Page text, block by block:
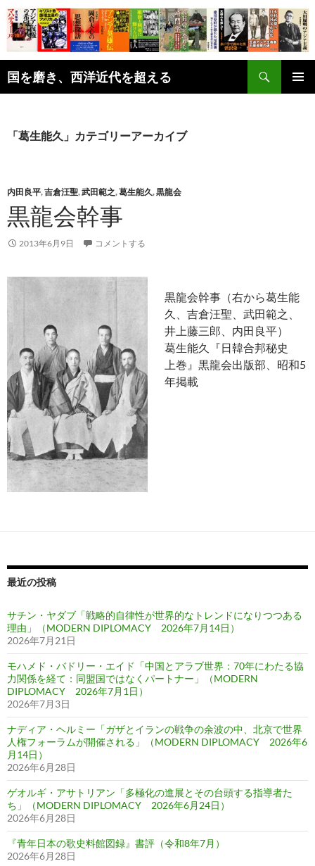
コ
ン
テ
ン
ツ
へ
国を磨き、西洋近代を超える
索
「葛生能久」カテゴリーアーカイブ
内田良平,吉倉汪聖,武田範之,葛生能久,黒龍会
黒龍会幹事
2013年6月9日 コメントする
黒龍会幹事（右から葛生能
久、吉倉汪聖、武田範之、
井上藤三郎、内田良平）
葛生能久『日韓合邦秘史
上巻』黒龍会出版部、昭和5
年掲載
最近の投稿
サチン・ヤダブ「戦略的自律性が世界的なトレンドになりつつある
理由」（MODERN DIPLOMACY 2026年7月14日）
2026年7月21日
モハメド・バドリー・エイド「中国とアラブ世界：70年にわたる協
力関係を経て：同盟国ではなくパートナー」（MODERN
DIPLOMACY 2026年7月1日）
2026年7月3日
ナディア・ヘルミー「ガザとイランの戦争の余波の中、北京で世界
人権フォーラムが開催される」（MODERN DIPLOMACY 2026年6
月14日）
2026年6月28日
ゲオルギ・アサトリアン「多極化の進展とその台頭する指導者た
ち」（MODERN DIPLOMACY 2026年6月24日）
2026年6月28日
『青年日本の歌史料館図録』書評（令和8年7月）
2026年6月28日